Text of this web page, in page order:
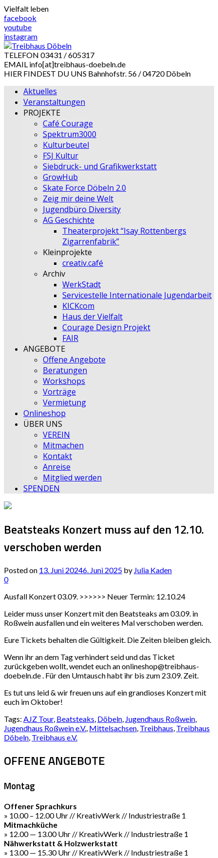
Skip
to
content
Vielfalt leben
facebook
youtube
instagram
TELEFON 03431 / 605317
EMAIL info[at]treibhaus-doebeln.de
HIER FINDEST DU UNS Bahnhofstr. 56 / 04720 Döbeln
Aktuelles
Veranstaltungen
PROJEKTE
Café Courage
Spektrum3000
Kulturbeutel
FSJ Kultur
Siebdruck- und Grafikwerkstatt
GrowHub
Skate Force Döbeln 2.0
Zeig mir deine Welt
Jugendbüro Diversity
AG Geschichte
Theaterprojekt “Isay Rottenbergs
Zigarrenfabrik”
Kleinprojekte
creativ.café
Archiv
WerkStadt
Servicestelle Internationale Jugendarbeit
KICKcom
Haus der Vielfalt
Courage Design Projekt
FAIR
ANGEBOTE
Offene Angebote
Beratungen
Workshops
Vorträge
Vermietung
Onlineshop
ÜBER UNS
VEREIN
Mitmachen
Kontakt
Anreise
Mitglied werden
SPENDEN
Beatsteaks Konzert muss auf den 12.10.
verschoben werden
Posted on 13. Juni 20246. Juni 2025 by Julia Kaden
0
Ausfall Konzert 03.09. >>>>>> Neuer Termin: 12.10.24
Leider muss unser Konzert mit den Beatsteaks am 03.09. in
Roßwein ausfallen und ein weiteres Mal verschoben werden.
Eure Tickets behalten die Gültigkeit. Die Zeiten bleiben gleich.
Wenn ihr an dem Tag verhindert seid und das Ticket
zurückgeben wollt, wendet euch an onlineshop@treibhaus-
doebeln.de . Für den Umtausch habt ihr bis zum 23.09. Zeit.
Es tut uns leid & wir freuen uns auf ein grandioses Konzert mit
euch im Oktober!
Tags: AJZ Tour, Beatsteaks, Döbeln, Jugendhaus Roßwein,
Jugendhaus Roßwein e.V., Mittelsachsen, Treibhaus, Treibhaus
Döbeln, Treibhaus e.V.
OFFENE ANGEBOTE
Montag
Offener Sprachkurs
» 10.00 – 12.00 Uhr // KreativWerk // Industriestraße 1
Mitmachküche
» 12.00 — 13.00 Uhr // KreativWerk // Industriestraße 1
Nähwerkstatt & Holzwerkstatt
» 13.00 — 15.30 Uhr // KreativWerk // Industriestraße 1